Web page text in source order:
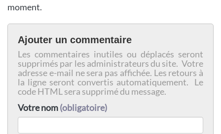
moment.
Ajouter un commentaire
Les commentaires inutiles ou déplacés seront
supprimés par les administrateurs du site. Votre
adresse e-mail ne sera pas affichée. Les retours à
la ligne seront convertis automatiquement. Le
code HTML sera supprimé du message.
Votre nom(obligatoire)